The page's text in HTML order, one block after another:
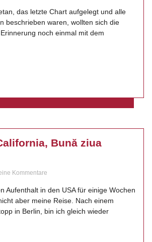
das letzte Chart aufgelegt und alle
beschrieben waren, wollten sich die
noch einmal mit dem
Bună ziua
Kommentare
Aufenthalt in den USA für einige Wochen
aber meine Reise. Nach einem
in Berlin, bin ich gleich wieder